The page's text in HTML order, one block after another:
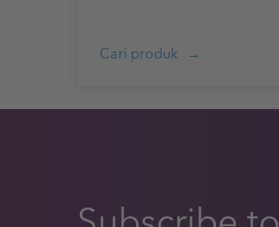
Cari produk